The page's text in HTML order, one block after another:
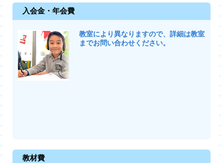
入会金・年会費
教室により異なりますので、詳細は教室
までお問い合わせください。
教材費